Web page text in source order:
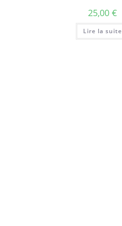
25,00 €
Lire la suite